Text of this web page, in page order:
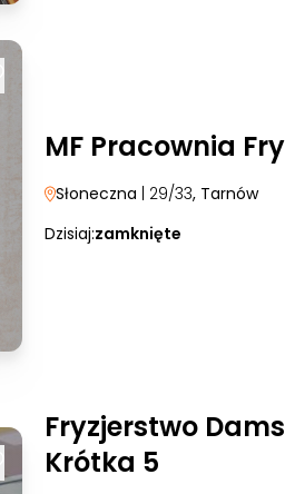
MF Pracownia
Słoneczna | 29/33, Tarnów
Dzisiaj:zamknięte
Fryzjerstwo
Krótka 5